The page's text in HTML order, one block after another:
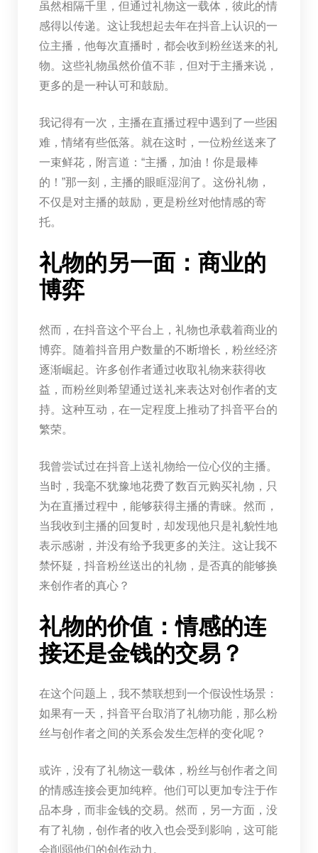
虽然相隔千里，但通过礼物这一载体，彼此的情
感得以传递。这让我想起去年在抖音上认识的一
位主播，他每次直播时，都会收到粉丝送来的礼
物。这些礼物虽然价值不菲，但对于主播来说，
更多的是一种认可和鼓励。
我记得有一次，主播在直播过程中遇到了一些困
难，情绪有些低落。就在这时，一位粉丝送来了
一束鲜花，附言道：“主播，加油！你是最棒
的！”那一刻，主播的眼眶湿润了。这份礼物，
不仅是对主播的鼓励，更是粉丝对他情感的寄
托。
礼物的另一面：商业的
博弈
然而，在抖音这个平台上，礼物也承载着商业的
博弈。随着抖音用户数量的不断增长，粉丝经济
逐渐崛起。许多创作者通过收取礼物来获得收
益，而粉丝则希望通过送礼来表达对创作者的支
持。这种互动，在一定程度上推动了抖音平台的
繁荣。
我曾尝试过在抖音上送礼物给一位心仪的主播。
当时，我毫不犹豫地花费了数百元购买礼物，只
为在直播过程中，能够获得主播的青睐。然而，
当我收到主播的回复时，却发现他只是礼貌性地
表示感谢，并没有给予我更多的关注。这让我不
禁怀疑，抖音粉丝送出的礼物，是否真的能够换
来创作者的真心？
礼物的价值：情感的连
接还是金钱的交易？
在这个问题上，我不禁联想到一个假设性场景：
如果有一天，抖音平台取消了礼物功能，那么粉
丝与创作者之间的关系会发生怎样的变化呢？
或许，没有了礼物这一载体，粉丝与创作者之间
的情感连接会更加纯粹。他们可以更加专注于作
品本身，而非金钱的交易。然而，另一方面，没
有了礼物，创作者的收入也会受到影响，这可能
会削弱他们的创作动力。